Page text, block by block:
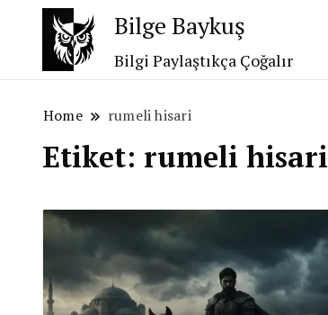
Bilge Baykuş
Bilgi Paylaştıkça Çoğalır
Home rumeli hisari
Etiket: rumeli hisari